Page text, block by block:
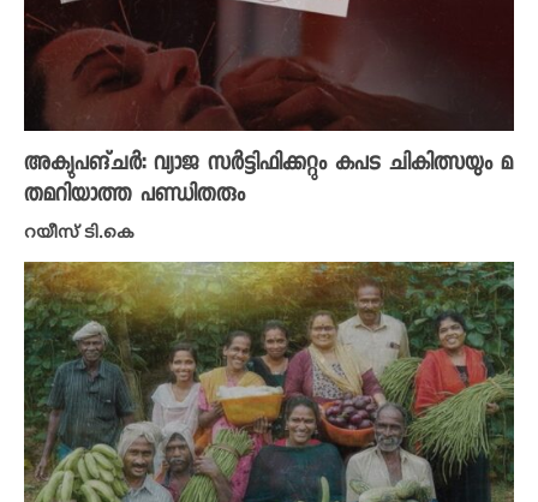
അക്യുപങ്ചർ: വ്യാജ സർട്ടിഫിക്കറ്റും കപട ചികിത്സയും മ
തമറിയാത്ത പണ്ഡിതരും
റയീസ് ടി.കെ